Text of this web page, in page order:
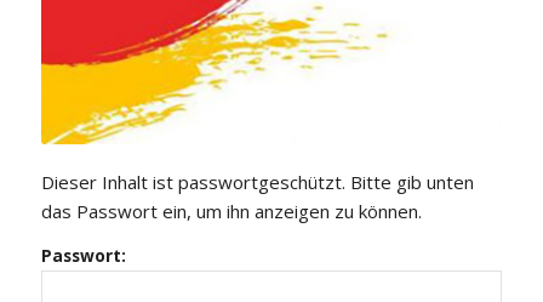
Dieser Inhalt ist passwortgeschützt. Bitte gib unten
das Passwort ein, um ihn anzeigen zu können.
Passwort: